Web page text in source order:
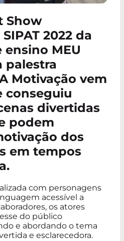
Show
2022 da
MEU
palestra
Motivação vem
conseguiu
divertidas
podem
dos
em tempos
com personagens
acessível a
os atores
do público
e abordando o tema
e esclarecedora.